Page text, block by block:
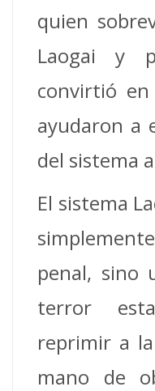
quien
Laogai y
convirtió
ayudaron a
del sistema
El sistema
penal, sino
terror
reprimir a
mano de